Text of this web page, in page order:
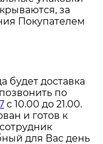
за
Покупателем
будет доставка
по
с 10.00 до 21.00.
и готов к
для Вас день